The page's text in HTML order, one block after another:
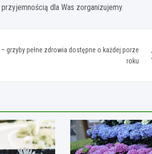
dla Was zorganizujemy.
grzyby pełne zdrowia dostępne o każdej porze
roku